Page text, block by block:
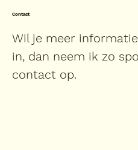
Contact
Wil je meer
in, dan neem ik zo
contact op.